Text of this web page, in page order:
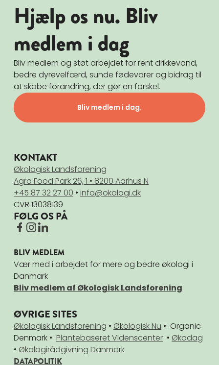
Hjælp os nu. Bliv
medlem i dag
Bliv medlem og støt arbejdet for rent drikkevand,
bedre dyrevelfærd, sunde fødevarer og bidrag til
at skabe forandring, der gør en forskel.
Bliv medlem i dag.
KONTAKT
Økologisk Landsforening
Agro Food Park 26, 1 • 8200 Aarhus N
+45 87 32 27 00 • info@okologi.dk
CVR 13038139
FØLG OS PÅ
BLIV MEDLEM
Vær med i arbejdet for mere og bedre økologi i
Danmark
Bliv medlem af Økologisk Landsforening
ØVRIGE SITES
Økologisk Landsforening • Økologisk Nu • Organic
Denmark • Plantebaseret Videnscenter • Økodag
• Økologirådgivning Danmark
DATAPOLITIK